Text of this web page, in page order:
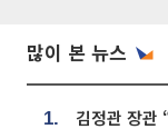
많이 본 뉴스
1.